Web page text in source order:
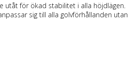
utåt för ökad stabilitet i alla höjdlägen.
sig till alla golvförhållanden utan